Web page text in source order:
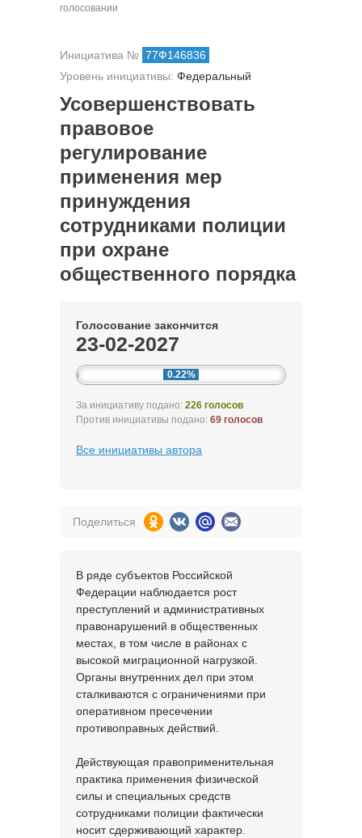
голосовании
Инициатива № 77Ф146836
Уровень инициативы: Федеральный
Усовершенствовать
правовое
регулирование
применения мер
принуждения
сотрудниками полиции
при охране
общественного порядка
Голосование закончится
23-02-2027
0.22%
За инициативу подано: 226 голосов
Против инициативы подано: 69 голосов
Все инициативы автора
Поделиться
В ряде субъектов Российской
Федерации наблюдается рост
преступлений и административных
правонарушений в общественных
местах, в том числе в районах с
высокой миграционной нагрузкой.
Органы внутренних дел при этом
сталкиваются с ограничениями при
оперативном пресечении
противоправных действий.
Действующая правоприменительная
практика применения физической
силы и специальных средств
сотрудниками полиции фактически
носит сдерживающий характер.